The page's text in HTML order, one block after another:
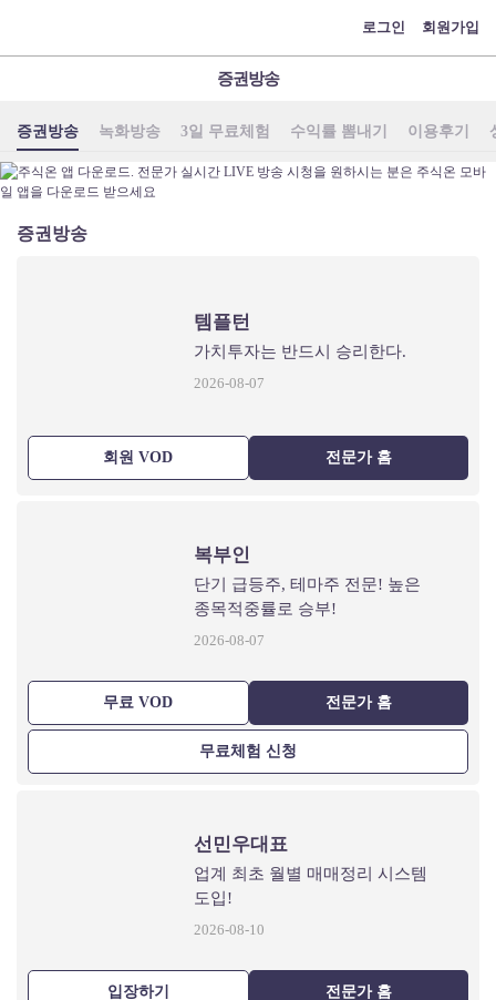
로그인 회원가입
증권방송
증권방송 녹화방송 3일 무료체험 수익률 뽐내기 이용후기
증권방송
템플턴
가치투자는 반드시 승리한다.
2026-08-07
회원 VOD 전문가 홈
복부인
단기 급등주, 테마주 전문! 높은
종목적중률로 승부!
2026-08-07
무료 VOD 전문가 홈
무료체험 신청
선민우대표
업계 최초 월별 매매정리 시스템
도입!
2026-08-10
입장하기 전문가 홈